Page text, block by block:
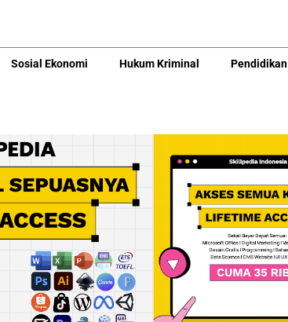
Sosial Ekonomi Hukum Kriminal Pendidikan